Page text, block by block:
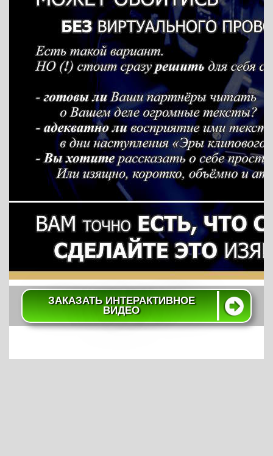
ЗАКАЗАТЬ ИНТЕРАКТИВНОЕ
ВИДЕО